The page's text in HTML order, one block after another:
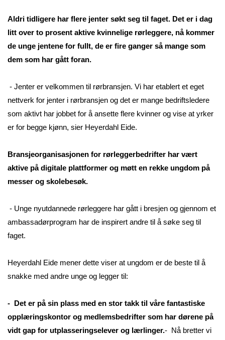
Aldri tidligere har flere jenter søkt seg til faget. Det er i dag
litt over to prosent aktive kvinnelige rørleggere, nå kommer
de unge jentene for fullt, de er fire ganger så mange som
dem som har gått foran.
- Jenter er velkommen til rørbransjen. Vi har etablert et eget
nettverk for jenter i rørbransjen og det er mange bedriftsledere
som aktivt har jobbet for å ansette flere kvinner og vise at yrker
er for begge kjønn, sier Heyerdahl Eide.
Bransjeorganisasjonen for rørleggerbedrifter har vært
aktive på digitale plattformer og møtt en rekke ungdom på
messer og skolebesøk.
- Unge nyutdannede rørleggere har gått i bresjen og gjennom et
ambassadørprogram har de inspirert andre til å søke seg til
faget.
Heyerdahl Eide mener dette viser at ungdom er de beste til å
snakke med andre unge og legger til:
- Det er på sin plass med en stor takk til våre fantastiske
opplæringskontor og medlemsbedrifter som har dørene på
vidt gap for utplasseringselever og lærlinger.- Nå bretter vi